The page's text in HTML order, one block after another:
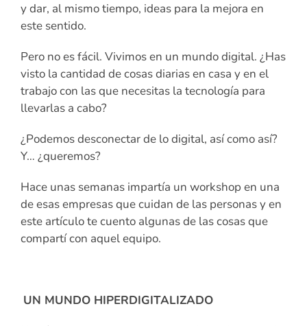
y dar, al mismo tiempo, ideas para la mejora en
este sentido.
Pero no es fácil. Vivimos en un mundo digital. ¿Has
visto la cantidad de cosas diarias en casa y en el
trabajo con las que necesitas la tecnología para
llevarlas a cabo?
¿Podemos desconectar de lo digital, así como así?
Y… ¿queremos?
Hace unas semanas impartía un workshop en una
de esas empresas que cuidan de las personas y en
este artículo te cuento algunas de las cosas que
compartí con aquel equipo.
UN MUNDO HIPERDIGITALIZADO